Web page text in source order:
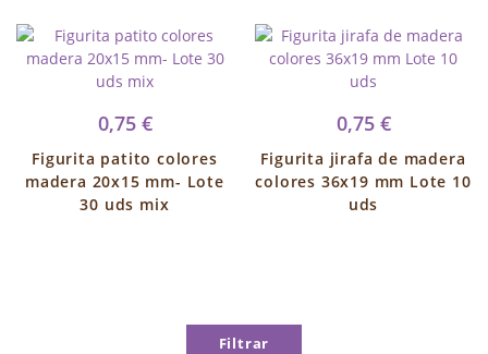
0,75 €
Figurita patito colores
madera 20x15 mm- Lote
30 uds mix
0,75 €
Figurita jirafa de madera
colores 36x19 mm Lote 10
uds
Filtrar